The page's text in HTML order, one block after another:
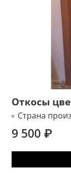
Откосы
Страна
9 500 ₽